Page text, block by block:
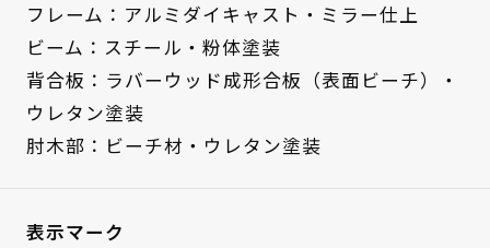
フレーム：アルミダイキャスト・ミラー仕上
ビーム：スチール・粉体塗装
背合板：ラバーウッド成形合板（表面ビーチ）・
ウレタン塗装
肘木部：ビーチ材・ウレタン塗装
表示マーク